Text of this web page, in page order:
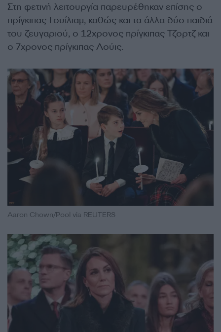
Στη φετινή λειτουργία παρευρέθηκαν επίσης ο
πρίγκιπας Γουίλιαμ, καθώς και τα άλλα δύο παιδιά
του ζευγαριού, ο 12χρονος πρίγκιπας Τζορτζ και
ο 7χρονος πρίγκιπας Λούις.
Aaron Chown/Pool via REUTERS